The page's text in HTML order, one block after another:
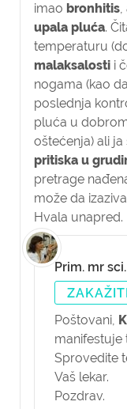
imao bronhitis,
upala pluća.
temperaturu
malaksalosti i
nogama (kao
poslednja
pluća u
oštećenja) ali
pritiska u
pretrage
može da
Hvala unapred.
Prim. mr
Poštovani,
manifestuje
Sprovedite
Vaš lekar.
Pozdrav.